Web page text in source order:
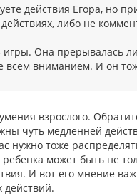
действия Егора, но
либо не
Она прерывалась
всем вниманием. И он
взрослого.
чуть медленней
нужно тоже
может быть не
И вот его мнение